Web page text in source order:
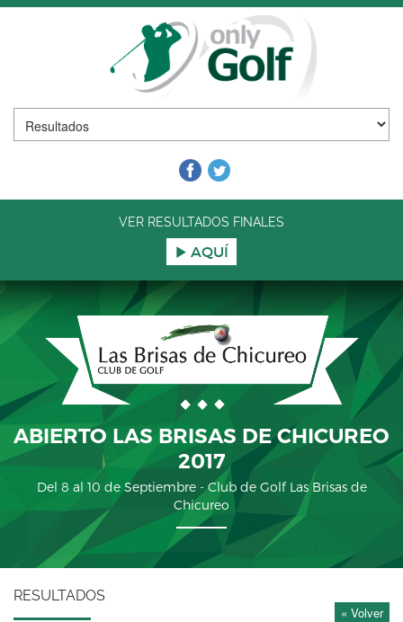
VER RESULTADOS FINALES
AQUÍ
ABIERTO LAS BRISAS DE CHICUREO
2017
Del 8 al 10 de Septiembre - Club de Golf Las Brisas de
Chicureo
RESULTADOS
« Volver